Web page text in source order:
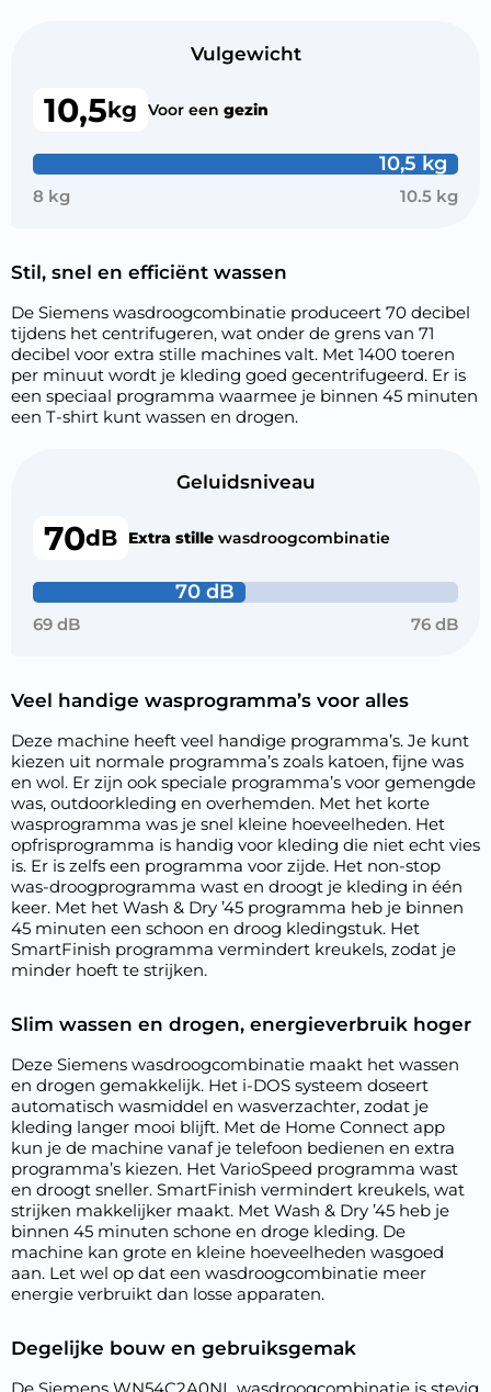
Vulgewicht
10,5kg Voor een gezin
10,5 kg
8 kg 10.5 kg
Stil, snel en efficiënt wassen
De Siemens wasdroogcombinatie produceert 70 decibel
tijdens het centrifugeren, wat onder de grens van 71
decibel voor extra stille machines valt. Met 1400 toeren
per minuut wordt je kleding goed gecentrifugeerd. Er is
een speciaal programma waarmee je binnen 45 minuten
een T-shirt kunt wassen en drogen.
Geluidsniveau
70dB Extra stille wasdroogcombinatie
70 dB
69 dB 76 dB
Veel handige wasprogramma’s voor alles
Deze machine heeft veel handige programma’s. Je kunt
kiezen uit normale programma’s zoals katoen, fijne was
en wol. Er zijn ook speciale programma’s voor gemengde
was, outdoorkleding en overhemden. Met het korte
wasprogramma was je snel kleine hoeveelheden. Het
opfrisprogramma is handig voor kleding die niet echt vies
is. Er is zelfs een programma voor zijde. Het non-stop
was-droogprogramma wast en droogt je kleding in één
keer. Met het Wash & Dry ’45 programma heb je binnen
45 minuten een schoon en droog kledingstuk. Het
SmartFinish programma vermindert kreukels, zodat je
minder hoeft te strijken.
Slim wassen en drogen, energieverbruik hoger
Deze Siemens wasdroogcombinatie maakt het wassen
en drogen gemakkelijk. Het i-DOS systeem doseert
automatisch wasmiddel en wasverzachter, zodat je
kleding langer mooi blijft. Met de Home Connect app
kun je de machine vanaf je telefoon bedienen en extra
programma’s kiezen. Het VarioSpeed programma wast
en droogt sneller. SmartFinish vermindert kreukels, wat
strijken makkelijker maakt. Met Wash & Dry ’45 heb je
binnen 45 minuten schone en droge kleding. De
machine kan grote en kleine hoeveelheden wasgoed
aan. Let wel op dat een wasdroogcombinatie meer
energie verbruikt dan losse apparaten.
Degelijke bouw en gebruiksgemak